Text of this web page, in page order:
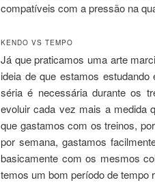
compatíveis com a pressão na
KENDO VS TEMPO
Já que praticamos uma arte
ideia de que estamos
séria é necessária durante os
evoluir cada vez mais a medida
que gastamos com os treinos,
por semana, gastamos
basicamente com os mesmos
temos um bom período de tempo